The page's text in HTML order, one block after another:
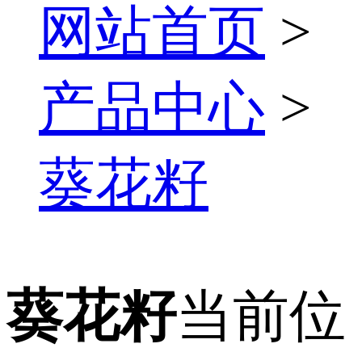
网站首页 >
产品中心 >
葵花籽
葵花籽当前位